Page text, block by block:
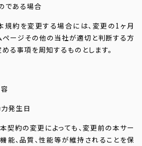
である場合
規約を変更する場合には、変更の1ヶ月
ページその他の当社が適切と判断する方
る事項を周知するものとします。
発生日
契約の変更によっても、変更前の本サー
能、品質、性能等が維持されることを保